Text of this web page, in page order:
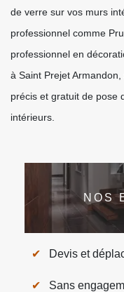
de verre sur vos murs
professionnel comme
professionnel en
à Saint Prejet
précis et gratuit de pose
intérieurs.
NOS
Devis et
Sans